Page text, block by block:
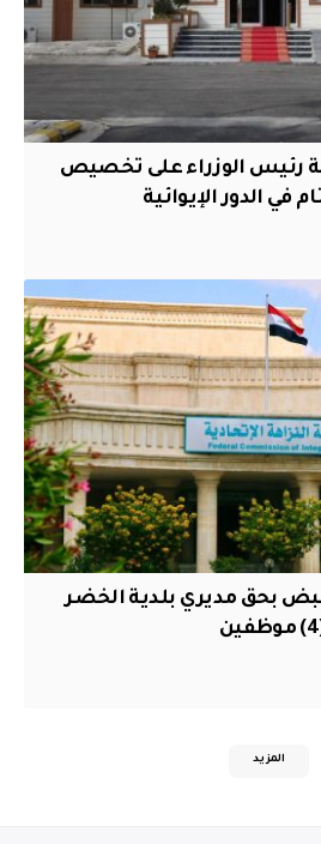
رئيس الوزراء على تخصيص
في الدور الإيوائية
قبض بحق مديري بلدية الخضر
المزيد